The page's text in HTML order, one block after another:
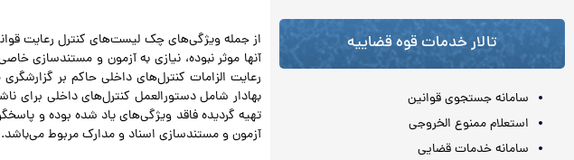
تالار خدمات قوه قضاییه
سامانه جستجوی قوانین
استعلام ممنوع الخروجی
سامانه خدمات قضایی
از جمله ویژگی‌های چک لیست‌های کنترل رعایت
آنها موثر نبوده، نیازی به آزمون و مستندسازی
رعایت الزامات کنترل‌های داخلی حاکم بر
بهادار شامل دستورالعمل کنترل‌های داخلی برای
تهیه گردیده فاقد ویژگی‌های یاد شده بوده و
آزمون و مستند‌سازی اسناد و مدارک مربوط می‌باشد.